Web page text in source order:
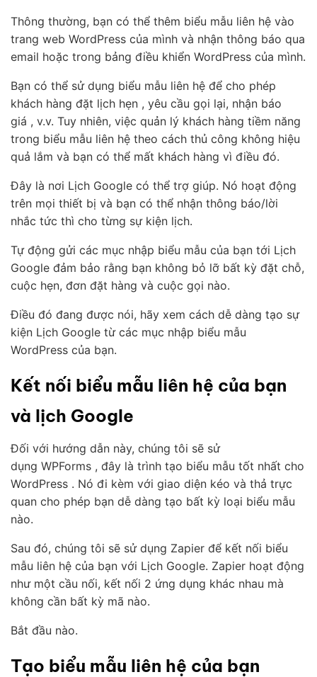
Thông thường, bạn có thể thêm biểu mẫu liên hệ vào
trang web WordPress của mình và nhận thông báo qua
email hoặc trong bảng điều khiển WordPress của mình.
Bạn có thể sử dụng biểu mẫu liên hệ để cho phép
khách hàng đặt lịch hẹn , yêu cầu gọi lại, nhận báo
giá , v.v. Tuy nhiên, việc quản lý khách hàng tiềm năng
trong biểu mẫu liên hệ theo cách thủ công không hiệu
quả lắm và bạn có thể mất khách hàng vì điều đó.
Đây là nơi Lịch Google có thể trợ giúp. Nó hoạt động
trên mọi thiết bị và bạn có thể nhận thông báo/lời
nhắc tức thì cho từng sự kiện lịch.
Tự động gửi các mục nhập biểu mẫu của bạn tới Lịch
Google đảm bảo rằng bạn không bỏ lỡ bất kỳ đặt chỗ,
cuộc hẹn, đơn đặt hàng và cuộc gọi nào.
Điều đó đang được nói, hãy xem cách dễ dàng tạo sự
kiện Lịch Google từ các mục nhập biểu mẫu
WordPress của bạn.
Kết nối biểu mẫu liên hệ của bạn
và lịch Google
Đối với hướng dẫn này, chúng tôi sẽ sử
dụng WPForms , đây là trình tạo biểu mẫu tốt nhất cho
WordPress . Nó đi kèm với giao diện kéo và thả trực
quan cho phép bạn dễ dàng tạo bất kỳ loại biểu mẫu
nào.
Sau đó, chúng tôi sẽ sử dụng Zapier để kết nối biểu
mẫu liên hệ của bạn với Lịch Google. Zapier hoạt động
như một cầu nối, kết nối 2 ứng dụng khác nhau mà
không cần bất kỳ mã nào.
Bắt đầu nào.
Tạo biểu mẫu liên hệ của bạn